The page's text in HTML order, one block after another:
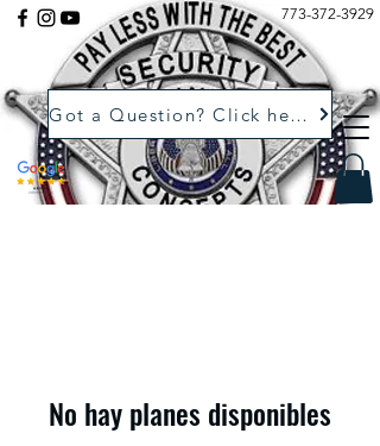
773-372-3929
Got a Question? Click here.
No hay planes disponibles